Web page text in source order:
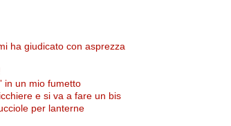
ha giudicato con asprezza
in un mio fumetto
e si va a fare un bis
per lanterne